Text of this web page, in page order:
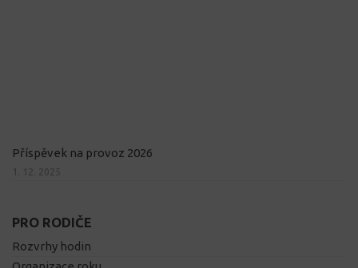
Příspěvek na provoz 2026
1. 12. 2025
PRO RODIČE
Rozvrhy hodin